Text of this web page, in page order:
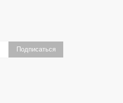
Подписаться